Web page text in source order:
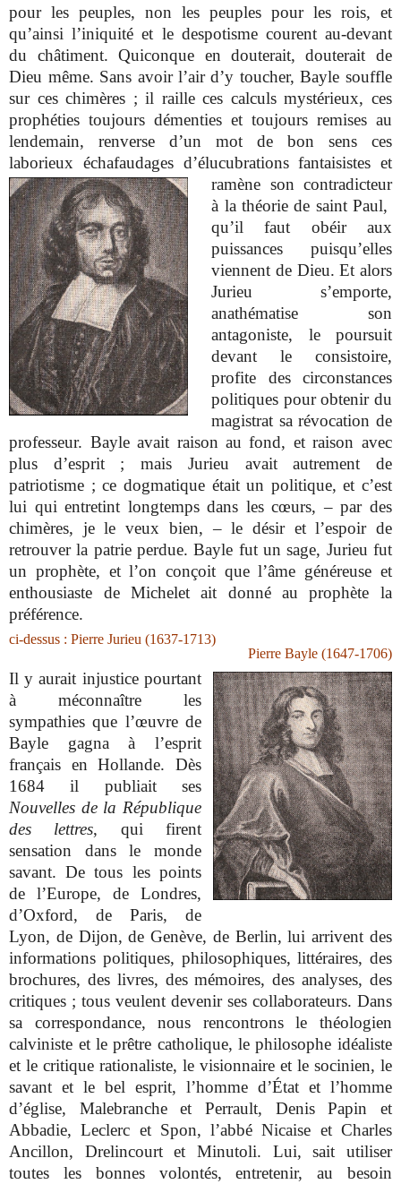
pour les peuples, non les peuples pour les rois, et
qu’ainsi l’iniquité et le despotisme courent au-devant
du châtiment. Quiconque en douterait, douterait de
Dieu même. Sans avoir l’air d’y toucher, Bayle souffle
sur ces chimères ; il raille ces calculs mystérieux, ces
prophéties toujours démenties et toujours remises au
lendemain, renverse d’un mot de bon sens ces
laborieux échafaudages d’élucubrationsfantaisistes et
ramène son contradicteur
à la théorie de saint Paul,
qu’il faut obéir aux
puissances puisqu’elles
viennent de Dieu. Et alors
Jurieu s’emporte,
anathématise son
antagoniste, le poursuit
devant le consistoire,
profite des circonstances
politiques pour obtenir du
magistrat sa révocation de
professeur. Bayle avait raison au fond, et raison avec
plus d’esprit ; mais Jurieu avait autrement de
patriotisme ; ce dogmatique était un politique, et c’est
lui qui entretint longtemps dans les cœurs, – par des
chimères, je le veux bien, – le désir et l’espoir de
retrouver la patrie perdue. Bayle fut un sage, Jurieu fut
un prophète, et l’on conçoit que l’âme généreuse et
enthousiaste de Michelet ait donné au prophète la
préférence.
ci-dessus : Pierre Jurieu (1637-1713)
Pierre Bayle (1647-1706)
Il y aurait injustice pourtant
à méconnaître les
sympathies que l’œuvre de
Bayle gagna à l’esprit
français en Hollande. Dès
1684 il publiait ses
Nouvelles de la République
des lettres, qui firent
sensation dans le monde
savant. De tous les points
de l’Europe, de Londres,
d’Oxford, de Paris, de
Lyon, de Dijon, de Genève, de Berlin, lui arrivent des
informations politiques, philosophiques, littéraires, des
brochures, des livres, des mémoires, des analyses, des
critiques ; tous veulent devenir ses collaborateurs. Dans
sa correspondance, nous rencontrons le théologien
calviniste et le prêtre catholique, le philosophe idéaliste
et le critique rationaliste, le visionnaire et le socinien, le
savant et le bel esprit, l’homme d’État et l’homme
d’église, Malebranche et Perrault, Denis Papin et
Abbadie, Leclerc et Spon, l’abbé Nicaise et Charles
Ancillon, Drelincourt et Minutoli. Lui, sait utiliser
toutes les bonnes volontés, entretenir, au besoin